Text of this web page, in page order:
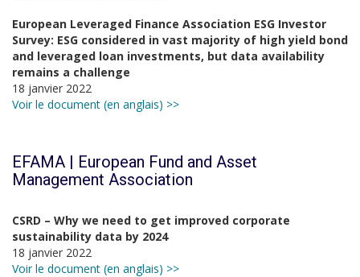
European Leveraged Finance Association ESG Investor
Survey: ESG considered in vast majority of high yield bond
and leveraged loan investments, but data availability
remains a challenge
18 janvier 2022
Voir le document (en anglais) >>
EFAMA | European Fund and Asset
Management Association
CSRD – Why we need to get improved corporate
sustainability data by 2024
18 janvier 2022
Voir le document (en anglais) >>